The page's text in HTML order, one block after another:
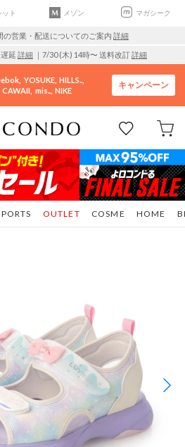
ット メゾン マガシーク
の営業・配送についてのご案内 詳細
延 詳細 ｜7/30 (木) 14時〜 送料改訂詳細
YOSUKE HILLS..
CAWAII mis.. NIKE
キャンペーン
COSME HOME
OUTLET